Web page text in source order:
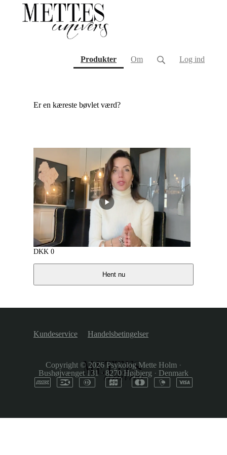
Produkter(current)
Om Log ind
Er en kæreste bøvlet værd?
DKK 0
Hent nu
Kundeservice Handelsbetingelser
Copyright © 2026Psykolog Mette Holm ·
Bushøjvænget 131 ·8270 Højbjerg · Denmark